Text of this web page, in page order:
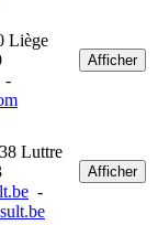
Liège
-
Afficher
Luttre
-
Afficher